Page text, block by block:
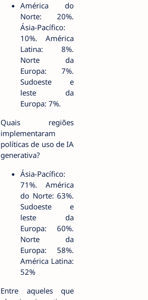
América do
Norte: 20%.
Ásia-Pacífico:
10%. América
Latina: 8%.
Norte da
Europa: 7%.
Sudoeste e
leste da
Europa: 7%.
Quais regiões
implementaram
políticas de uso de IA
generativa?
Ásia-Pacífico:
71%. América
do Norte: 63%.
Sudoeste e
leste da
Europa: 60%.
Norte da
Europa: 58%.
América Latina:
52%
Entre aqueles que